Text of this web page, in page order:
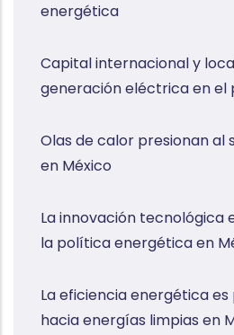
energética
Capital internacional y
generación eléctrica en el
Olas de calor presionan al
en México
La innovación tecnológica
la política energética en
La eficiencia energética
hacia energías limpias en